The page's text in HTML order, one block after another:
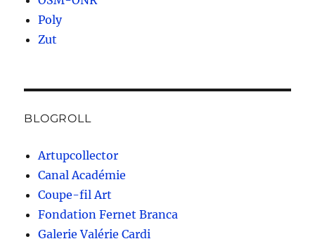
Poly
Zut
BLOGROLL
Artupcollector
Canal Académie
Coupe-fil Art
Fondation Fernet Branca
Galerie Valérie Cardi